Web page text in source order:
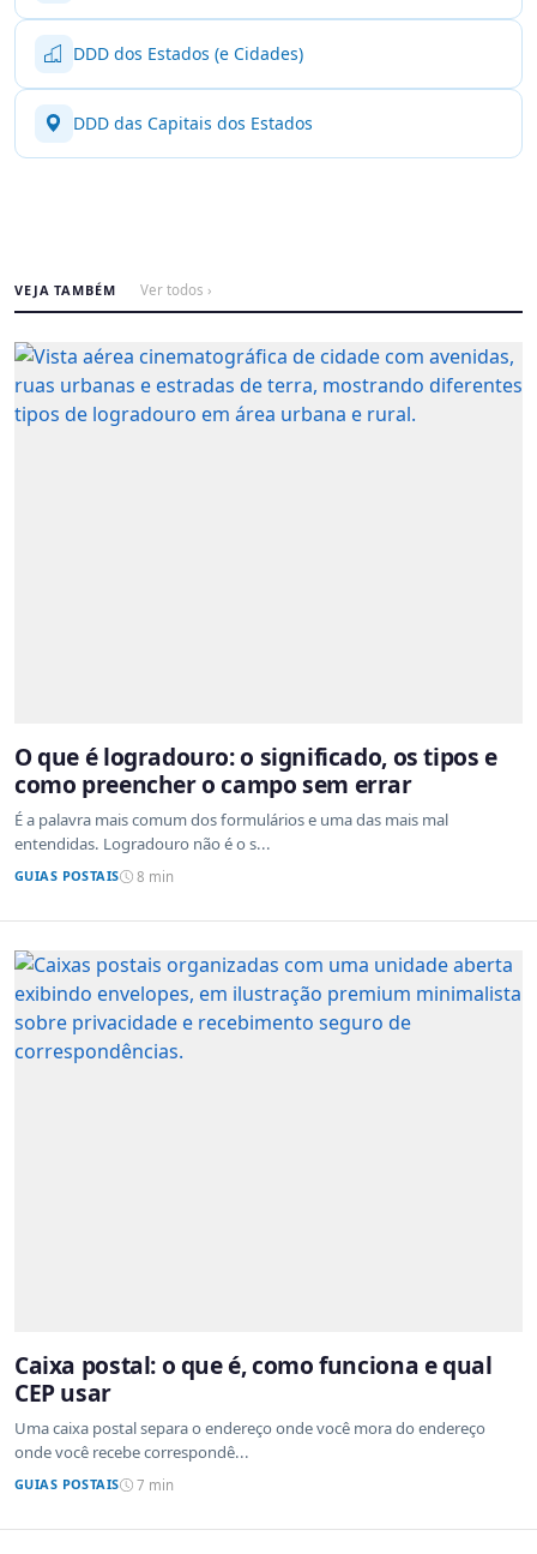
DDD dos Estados (e Cidades)
DDD das Capitais dos Estados
VEJA TAMBÉM Ver todos ›
O que é logradouro: o significado, os tipos e
como preencher o campo sem errar
É a palavra mais comum dos formulários e uma das mais mal
entendidas. Logradouro não é o s...
GUIAS POSTAIS 8 min
Caixa postal: o que é, como funciona e qual
CEP usar
Uma caixa postal separa o endereço onde você mora do endereço
onde você recebe correspondê...
GUIAS POSTAIS 7 min